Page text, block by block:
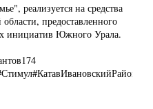
реализуется на средства
предоставленного
инициатив Южного Урала.